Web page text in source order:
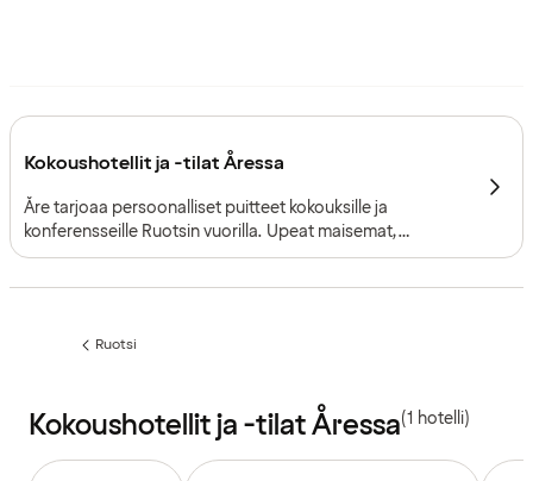
Kokoushotellit ja -tilat Åressa
Åre tarjoaa persoonalliset puitteet kokouksille ja
konferensseille Ruotsin vuorilla. Upeat maisemat,
vuodenaikojen mukaan vaihtuvat aktiviteetit ja
Edellinen
Ruotsi
Kokoushotellit ja -tilat Åressa(1 hotelli)